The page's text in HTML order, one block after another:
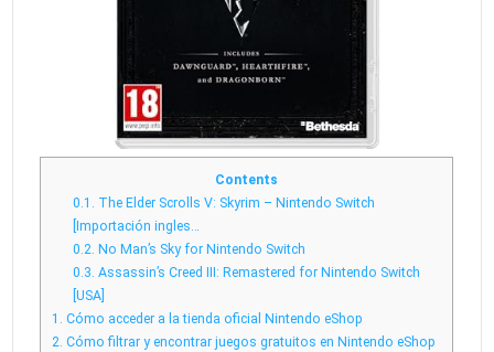
Contents
0.1. The Elder Scrolls V: Skyrim – Nintendo Switch
[Importación ingles…
0.2. No Man’s Sky for Nintendo Switch
0.3. Assassin’s Creed III: Remastered for Nintendo Switch
[USA]
1. Cómo acceder a la tienda oficial Nintendo eShop
2. Cómo filtrar y encontrar juegos gratuitos en Nintendo eShop